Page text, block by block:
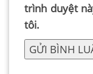
trình duyệt
tôi.